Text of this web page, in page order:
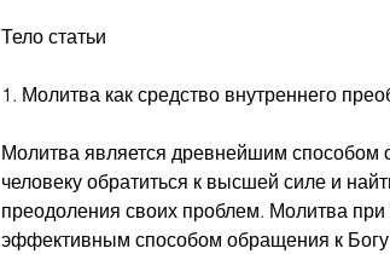
Тело статьи
1. Молитва как средство внутреннего
Молитва является древнейшим способом
человеку обратиться к высшей силе и
преодоления своих проблем. Молитва при
эффективным способом обращения к